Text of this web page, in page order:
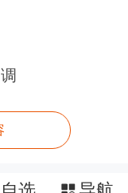
年全年
属于股东净